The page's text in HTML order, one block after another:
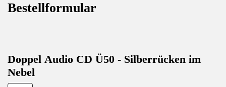
Bestellformular
Doppel Audio CD Ü50 - Silberrücken im
Nebel